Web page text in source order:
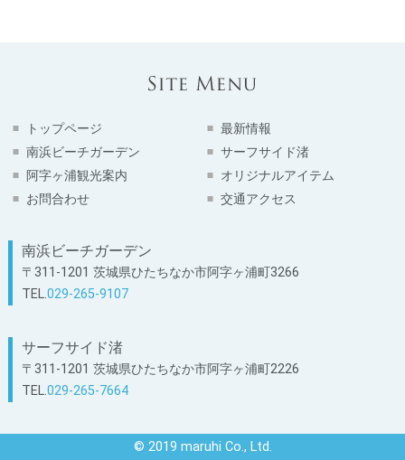
トップページ
最新情報
南浜ビーチガーデン
サーフサイド渚
阿字ヶ浦観光案内
オリジナルアイテム
お問合わせ
交通アクセス
南浜ビーチガーデン
〒311-1201 茨城県ひたちなか市阿字ヶ浦町3266
TEL.029-265-9107
サーフサイド渚
〒311-1201 茨城県ひたちなか市阿字ヶ浦町2226
TEL.029-265-7664
© 2019 maruhi Co., Ltd.